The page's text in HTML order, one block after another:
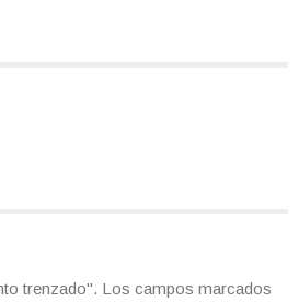
trenzado". Los campos marcados